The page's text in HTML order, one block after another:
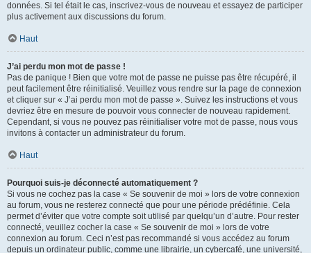
données. Si tel était le cas, inscrivez-vous de nouveau et essayez de participer
plus activement aux discussions du forum.
Haut
J’ai perdu mon mot de passe !
Pas de panique ! Bien que votre mot de passe ne puisse pas être récupéré, il
peut facilement être réinitialisé. Veuillez vous rendre sur la page de connexion
et cliquer sur « J’ai perdu mon mot de passe ». Suivez les instructions et vous
devriez être en mesure de pouvoir vous connecter de nouveau rapidement.
Cependant, si vous ne pouvez pas réinitialiser votre mot de passe, nous vous
invitons à contacter un administrateur du forum.
Haut
Pourquoi suis-je déconnecté automatiquement ?
Si vous ne cochez pas la case « Se souvenir de moi » lors de votre connexion
au forum, vous ne resterez connecté que pour une période prédéfinie. Cela
permet d’éviter que votre compte soit utilisé par quelqu’un d’autre. Pour rester
connecté, veuillez cocher la case « Se souvenir de moi » lors de votre
connexion au forum. Ceci n’est pas recommandé si vous accédez au forum
depuis un ordinateur public, comme une librairie, un cybercafé, une université,